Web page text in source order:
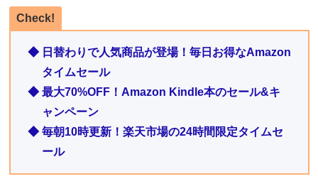
Check!
◆ 日替わりで人気商品が登場！毎日お得なAmazon
タイムセール
◆ 最大70%OFF！Amazon Kindle本のセール&キ
ャンペーン
◆ 毎朝10時更新！楽天市場の24時間限定タイムセ
ール